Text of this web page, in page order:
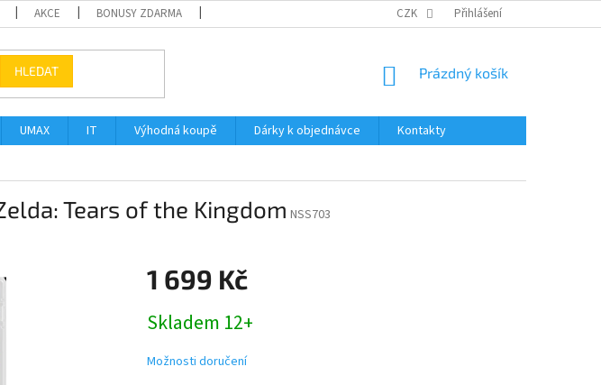
AKCE BONUSY ZDARMA PODMÍNKY OCHRANY OSOBNÍCH ÚDAJŮ
CZK Přihlášení
HLEDAT
NÁKUPNÍ
Prázdný košík
UMAX IT Výhodná koupě Dárky k objednávce
Kontakty
Tears of the Kingdom NSS703
1 699 Kč
cena:
Skladem 12+
Možnosti doručení